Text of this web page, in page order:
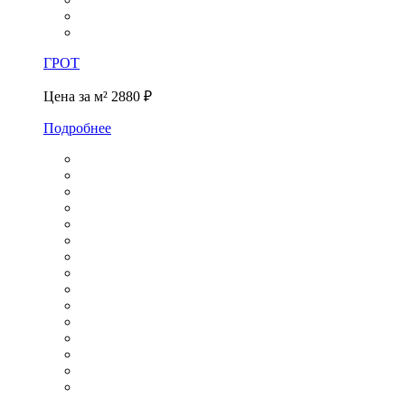
ГРОТ
Цена за м² 2880 ₽
Подробнее